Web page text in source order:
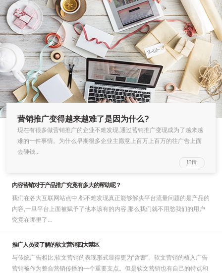
06
营销推广变得越来越难了是因为什么?
现在有很多做营销推广的企业不难发现,通过营销推广变现成为了越来越
难的一件事情。为什么早期很多企业主愿意上百万上百万的往广告上面
去砸钱...
详情
内容营销对于产品推广究竟有多大的帮助呢？
我们在各大互联网站点中,都不难发现真正能够解决平台流量问题的是产品的
内容,一旦平台上面被赋予了他本该有的内容,那么我们就不用愁我们的用户
究竟在哪里了...
推广人员要了解的软文营销四大禁区
与传统广告相比,软文营销的表现形式显得更为“含蓄”。软文营销的植入广告
营销被作为整合营销传播的一个重要支点。但是软文营销也有自己的特点和